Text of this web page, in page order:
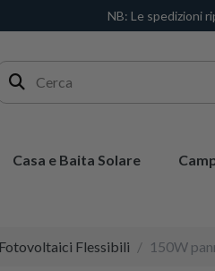
NB: Le spedizioni
Casa e Baita Solare
Flessibili 150W